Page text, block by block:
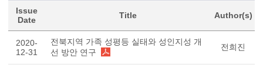
Issue
Date
Title Author(s)
2020-
12-31
전북지역 가족 성평등 실태와 성인지성 개
선 방안 연구
전희진